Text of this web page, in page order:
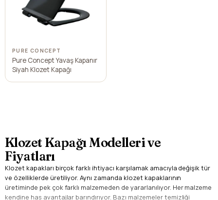
PURE CONCEPT
Pure Concept Yavaş Kapanır
Siyah Klozet Kapağı
Klozet Kapağı Modelleri ve
Fiyatları
Klozet kapakları birçok farklı ihtiyacı karşılamak amacıyla değişik tür
ve özelliklerde üretiliyor. Aynı zamanda klozet kapaklarının
üretiminde pek çok farklı malzemeden de yararlanılıyor. Her malzeme
kendine has avantajlar barındırıyor. Bazı malzemeler temizliği